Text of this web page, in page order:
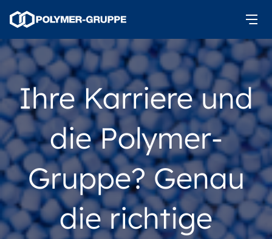
Ihre Karriere und
die Polymer-
Gruppe? Genau
die richtige